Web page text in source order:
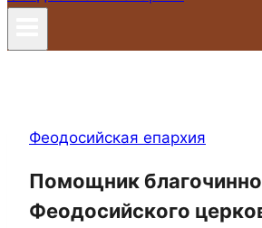
Феодосийская епархия
Помощник
Феодосийского